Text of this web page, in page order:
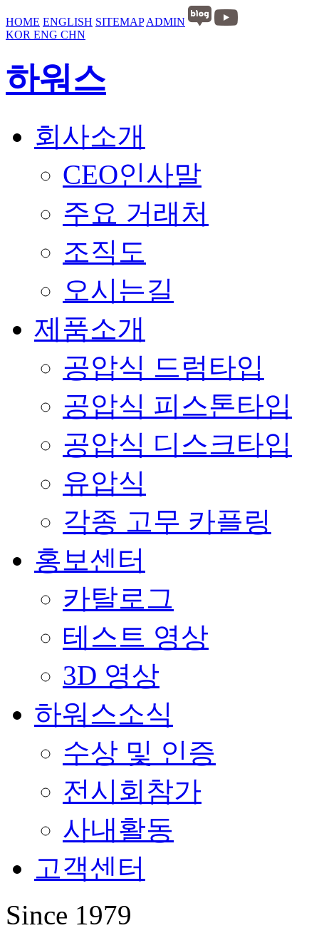
HOME ENGLISH SITEMAP ADMIN
KOR ENG CHN
하워스
회사소개
CEO인사말
주요 거래처
조직도
오시는길
제품소개
공압식 드럼타입
공압식 피스톤타입
공압식 디스크타입
유압식
각종 고무 카플링
홍보센터
카탈로그
테스트 영상
3D 영상
하워스소식
수상 및 인증
전시회참가
사내활동
고객센터
Since 1979